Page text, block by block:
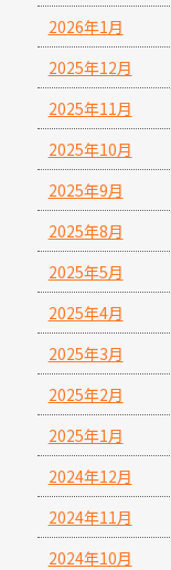
2026年1月
2025年12月
2025年11月
2025年10月
2025年9月
2025年8月
2025年5月
2025年4月
2025年3月
2025年2月
2025年1月
2024年12月
2024年11月
2024年10月